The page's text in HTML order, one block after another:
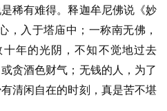
稀有难得。释迦牟尼佛说《妙
，入于塔庙中；一称南无佛，
年的光阴，不知不觉地过去
贪酒色财气；无钱的人，为了
清闲自在的时刻，真是苦不堪